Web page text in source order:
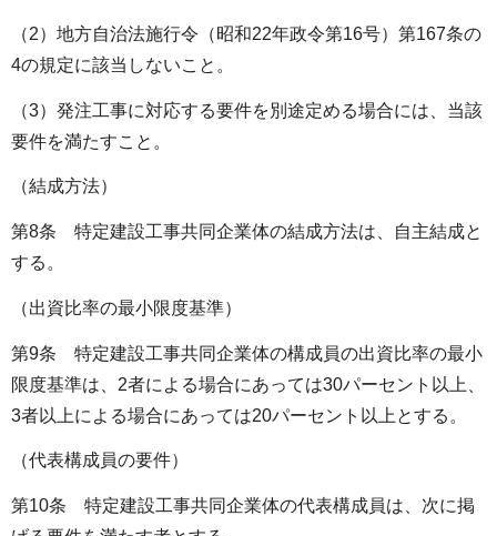
（2）地方自治法施行令（昭和22年政令第16号）第167条の
4の規定に該当しないこと。
（3）発注工事に対応する要件を別途定める場合には、当該
要件を満たすこと。
（結成方法）
第8条 特定建設工事共同企業体の結成方法は、自主結成と
する。
（出資比率の最小限度基準）
第9条 特定建設工事共同企業体の構成員の出資比率の最小
限度基準は、2者による場合にあっては30パーセント以上、
3者以上による場合にあっては20パーセント以上とする。
（代表構成員の要件）
第10条 特定建設工事共同企業体の代表構成員は、次に掲